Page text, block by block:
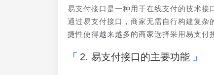
易支付接口是一种用于在线支付的技术接
通过易支付接口，商家无需自行构建复
捷性使得越来越多的商家选择采用易支付
2. 易支付接口的主要功能